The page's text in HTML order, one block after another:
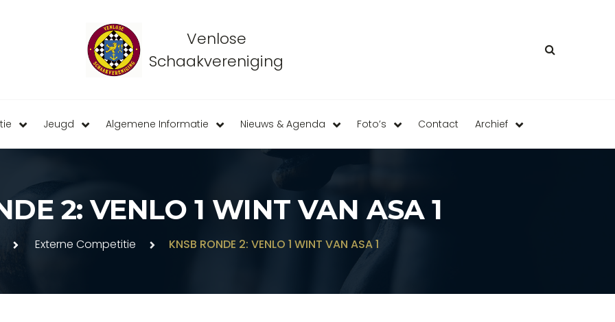
Venlose
Schaakvereniging
Jeugd Algemene Informatie Nieuws & Agenda Foto’s Contact Archief
2: VENLO 1 WINT VAN ASA 1
Externe Competitie KNSB RONDE 2: VENLO 1 WINT VAN ASA 1